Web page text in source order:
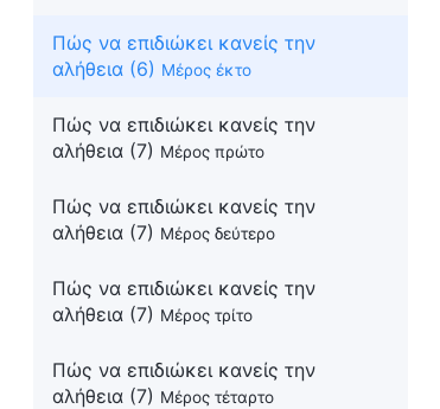
Πώς να επιδιώκει κανείς την
αλήθεια (6) Μέρος έκτο
Πώς να επιδιώκει κανείς την
αλήθεια (7) Μέρος πρώτο
Πώς να επιδιώκει κανείς την
αλήθεια (7) Μέρος δεύτερο
Πώς να επιδιώκει κανείς την
αλήθεια (7) Μέρος τρίτο
Πώς να επιδιώκει κανείς την
αλήθεια (7) Μέρος τέταρτο